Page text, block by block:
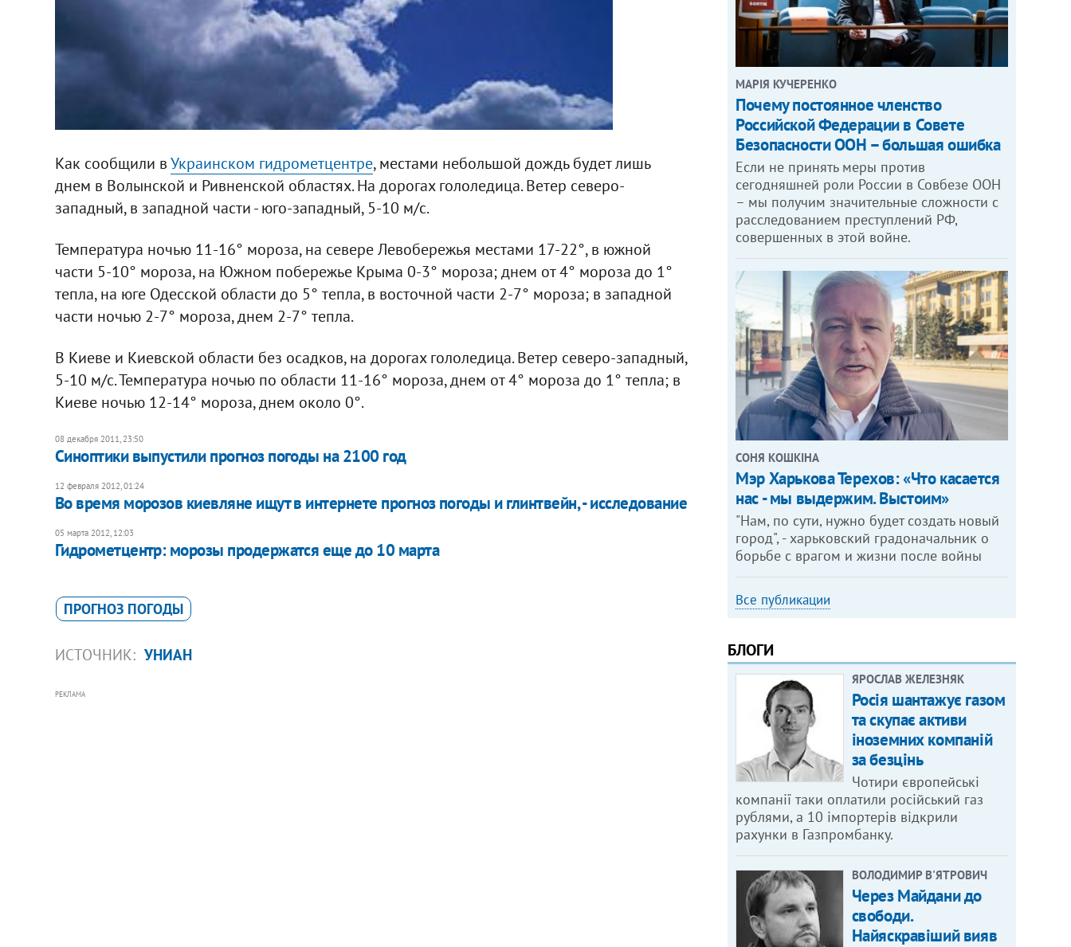
Как сообщили вУкраинском гидрометцентре, местами небольшой дождь будет лишь
днем в Волынской и Ривненской областях. На дорогах гололедица. Ветер северо-
западный, в западной части - юго-западный, 5-10 м/с.
Температура ночью 11-16° мороза, на севере Левобережья местами 17-22°, в южной
части 5-10° мороза, на Южном побережье Крыма 0-3° мороза; днем от 4° мороза до 1°
тепла, на юге Одесской области до 5° тепла, в восточной части 2-7° мороза; в западной
части ночью 2-7° мороза, днем 2-7° тепла.
В Киеве и Киевской области без осадков, на дорогах гололедица. Ветер северо-западный,
5-10 м/с. Температура ночью по области 11-16° мороза, днем от 4° мороза до 1° тепла; в
Киеве ночью 12-14° мороза, днем около 0°.
08 декабря 2011, 23:50
Синоптики выпустили прогноз погоды на 2100 год
12 февраля 2012, 01:24
Во время морозов киевляне ищут в интернете прогноз погоды и глинтвейн, - исследование
05 марта 2012, 12:03
Гидрометцентр: морозы продержатся еще до 10 марта
ПРОГНОЗ ПОГОДЫ
ИСТОЧНИК: УНИАН
РЕКЛАМА
МАРІЯ КУЧЕРЕНКО
​Почему постоянное членство
Российской Федерации в Совете
Безопасности ООН – большая ошибка
Если не принять меры против
сегодняшней роли России в Совбезе ООН
– мы получим значительные сложности с
расследованием преступлений РФ,
совершенных в этой войне.
СОНЯ КОШКІНА
Мэр Харькова Терехов: «Что касается
нас - мы выдержим. Выстоим»
"Нам, по сути, нужно будет создать новый
город", - харьковский градоначальник о
борьбе с врагом и жизни после войны
Все публикации
БЛОГИ
ЯРОСЛАВ ЖЕЛЕЗНЯК
Росія шантажує газом
та скупає активи
іноземних компаній
за безцінь
Чотири європейські
компанії таки оплатили російський газ
рублями, а 10 імпортерів відкрили
рахунки в Газпромбанку.
ВОЛОДИМИР В'ЯТРОВИЧ
Через Майдани до
свободи.
Найяскравіший вияв